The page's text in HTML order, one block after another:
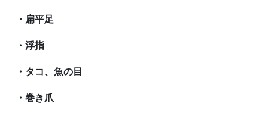
・扁平足
・浮指
・タコ、魚の目
・巻き爪